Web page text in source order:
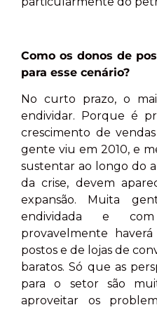
Como os donos de
para esse cenário?
No curto prazo, o
endividar. Porque é
crescimento de
gente viu em 2010, e
sustentar ao longo do
da crise, devem
expansão. Muita
endividada e
provavelmente
postos e de lojas de
baratos. Só que as
para o setor são
aproveitar os